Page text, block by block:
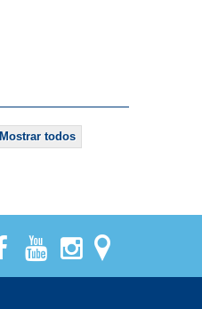
Mostrar todos